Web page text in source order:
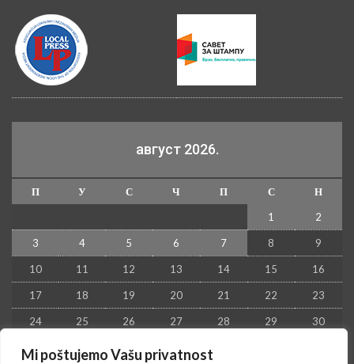
Mi poštujemo Vašu privatnost
август 2026.
П У С Ч П С
Н
1
2
3 4 5 6 7 8 9
10 11 12 13 14 15 16
17 18 19 20 21 22 23
24 25 26 27 28 29 30
31